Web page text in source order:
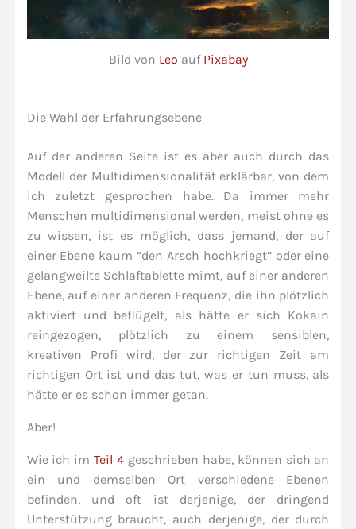
Bild von Leo auf Pixabay
Die Wahl der Erfahrungsebene
Auf der anderen Seite ist es aber auch durch das
Modell der Multidimensionalität erklärbar, von dem
ich zuletzt gesprochen habe. Da immer mehr
Menschen multidimensional werden, meist ohne es
zu wissen, ist es möglich, dass jemand, der auf
einer Ebene kaum “den Arsch hochkriegt” oder eine
gelangweilte Schlaftablette mimt, auf einer anderen
Ebene, auf einer anderen Frequenz, die ihn plötzlich
aktiviert und beflügelt, als hätte er sich Kokain
reingezogen, plötzlich zu einem sensiblen,
kreativen Profi wird, der zur richtigen Zeit am
richtigen Ort ist und das tut, was er tun muss, als
hätte er es schon immer getan.
Aber!
Wie ich imTeil 4 geschrieben habe, können sich an
ein und demselben Ort verschiedene Ebenen
befinden, und oft ist derjenige, der dringend
Unterstützung braucht, auch derjenige, der durch